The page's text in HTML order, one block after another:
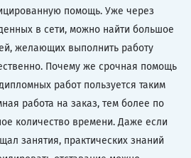
помощь. Уже через
в сети, можно найти большое
желающих выполнить работу
Почему же срочная помощь
работ пользуется таким
работа на заказ, тем более по
количество времени. Даже если
занятия, практических знаний